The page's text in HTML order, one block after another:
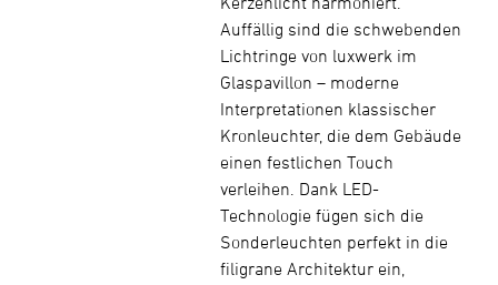
Auffällig sind die schwebenden
Lichtringe von luxwerk im
Glaspavillon – moderne
Interpretationen klassischer
Kronleuchter, die dem Gebäude
einen festlichen Touch
verleihen. Dank LED-
Technologie fügen sich die
Sonderleuchten perfekt in die
filigrane Architektur ein,